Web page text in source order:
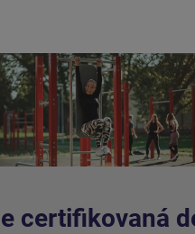
certifikovaná